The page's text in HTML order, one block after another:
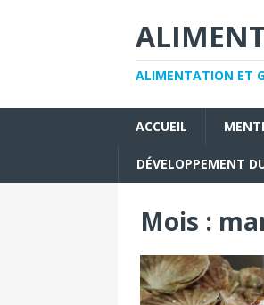
ALIMENTATION ET
ACCUEIL
DÉVELOPPEMENT
Mois :